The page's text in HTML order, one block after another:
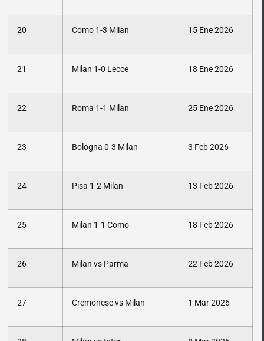
20 Como 1-3 Milan 15 Ene 2026
21 Milan 1-0 Lecce 18 Ene 2026
22 Roma 1-1 Milan 25 Ene 2026
23 Bologna 0-3 Milan 3 Feb 2026
24 Pisa 1-2 Milan 13 Feb 2026
25 Milan 1-1 Como 18 Feb 2026
26 Milan vs Parma 22 Feb 2026
27 Cremonese vs Milan 1 Mar 2026